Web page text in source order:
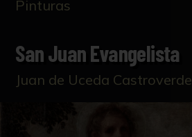
Pinturas
San Juan Evangelista
Juan de Uceda Castroverde